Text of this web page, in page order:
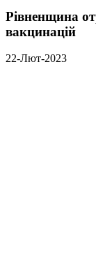
Рівненщина
вакцинацій
22-Лют-2023